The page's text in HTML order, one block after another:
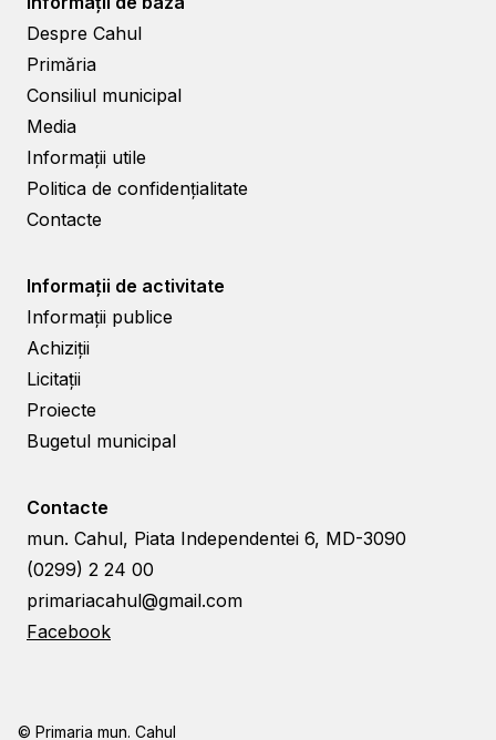
Despre Cahul
Primăria
Consiliul municipal
Media
Informații utile
Politica de confidențialitate
Contacte
Informații de activitate
Informații publice
Achiziții
Licitații
Proiecte
Bugetul municipal
Contacte
mun. Cahul, Piata Independentei 6, MD-3090
(0299) 2 24 00
primariacahul@gmail.com
Facebook
© Primaria mun. Cahul